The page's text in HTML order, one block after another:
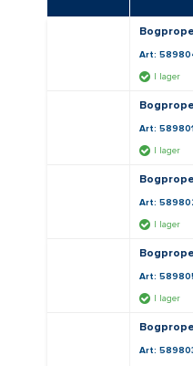
Art:
I lager
Art: 589801
I lager
Art:
I lager
Art:
I lager
Art: